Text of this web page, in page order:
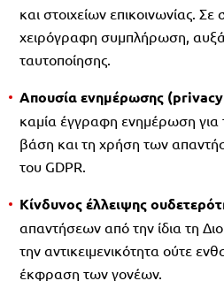
και στοιχείων επικοινωνίας.
χειρόγραφη συμπλήρωση,
ταυτοποίησης.
Απουσία ενημέρωσης
καμία έγγραφη ενημέρωση για
βάση και τη χρήση των
του GDPR.
Κίνδυνος έλλειψης
απαντήσεων από την ίδια τη
την αντικειμενικότητα ούτε
έκφραση των γονέων.